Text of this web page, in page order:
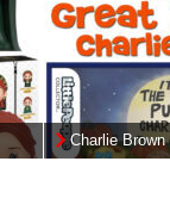
of
Charlie
Collector